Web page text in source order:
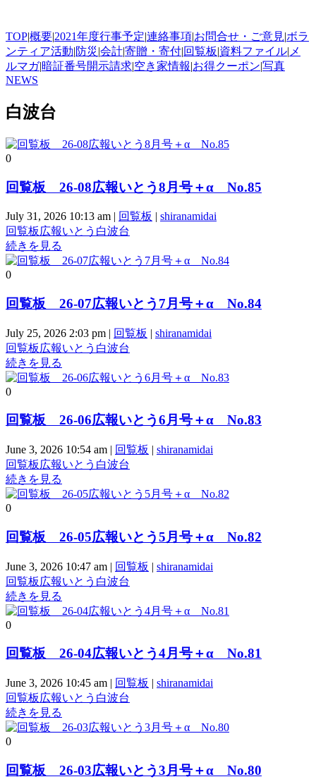
TOP|概要|2021年度行事予定|連絡事項|お問合せ・ご意見|ボラ
ンティア活動|防災|会計|寄贈・寄付|回覧板|資料ファイル| メ
ルマガ|暗証番号開示請求|空き家情報|お得クーポン|写真
NEWS
白波台
0
回覧板 26-08広報いとう8月号＋α No.85
July 31, 2026 10:13 am | 回覧板 | shiranamidai
回覧板 広報いとう 白波台
続きを見る
0
回覧板 26-07広報いとう7月号＋α No.84
July 25, 2026 2:03 pm | 回覧板 | shiranamidai
回覧板 広報いとう 白波台
続きを見る
0
回覧板 26-06広報いとう6月号＋α No.83
June 3, 2026 10:54 am | 回覧板 | shiranamidai
回覧板 広報いとう 白波台
続きを見る
0
回覧板 26-05広報いとう5月号＋α No.82
June 3, 2026 10:47 am | 回覧板 | shiranamidai
回覧板 広報いとう 白波台
続きを見る
0
回覧板 26-04広報いとう4月号＋α No.81
June 3, 2026 10:45 am | 回覧板 | shiranamidai
回覧板 広報いとう 白波台
続きを見る
0
回覧板 26-03広報いとう3月号＋α No.80